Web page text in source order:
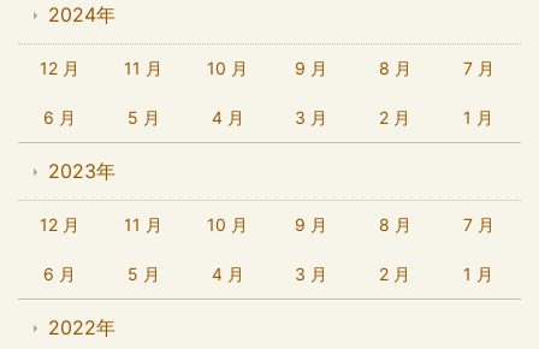
2024年
12 月 11 月 10 月 9 月 8 月 7 月
6 月 5 月 4 月 3 月 2 月 1 月
2023年
12 月 11 月 10 月 9 月 8 月 7 月
6 月 5 月 4 月 3 月 2 月 1 月
2022年